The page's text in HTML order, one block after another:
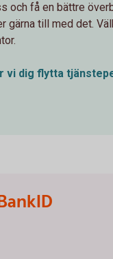
och få en bättre
gärna till med det.
vi dig flytta